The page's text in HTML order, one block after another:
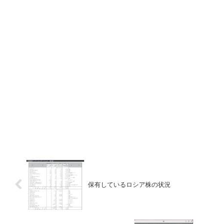
保有しているロシア株の状況